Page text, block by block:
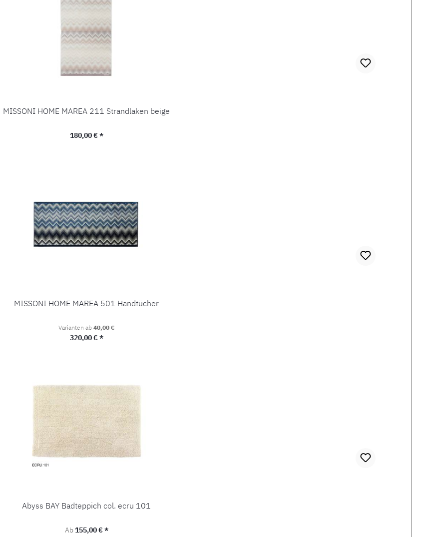
MISSONI HOME MAREA 211 Strandlaken beige
Regulärer Preis:
180,00 € *
MISSONI HOME MAREA 501 Handtücher
Varianten ab40,00 €
Regulärer Preis:
320,00 € *
Abyss BAY Badteppich col. ecru 101
Regulärer Preis:
Ab155,00 € *